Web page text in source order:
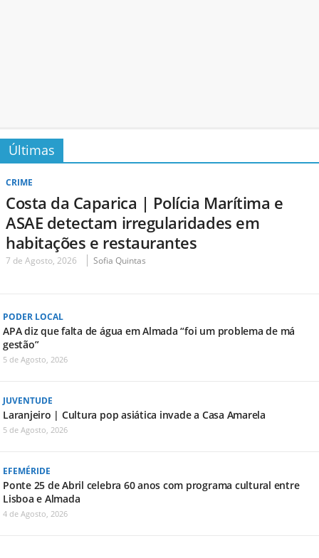
Últimas
CRIME
Costa da Caparica | Polícia Marítima e
ASAE detectam irregularidades em
habitações e restaurantes
7 de Agosto, 2026 Sofia Quintas
PODER LOCAL
APA diz que falta de água em Almada “foi um problema de má
gestão”
5 de Agosto, 2026
JUVENTUDE
Laranjeiro | Cultura pop asiática invade a Casa Amarela
5 de Agosto, 2026
EFEMÉRIDE
Ponte 25 de Abril celebra 60 anos com programa cultural entre
Lisboa e Almada
4 de Agosto, 2026